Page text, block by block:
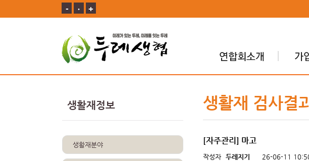
- ㆍ +
생활재정보
생활재분야
생활재 검사결
[자주관리] 마고
작성자 두레지기 26-06-11